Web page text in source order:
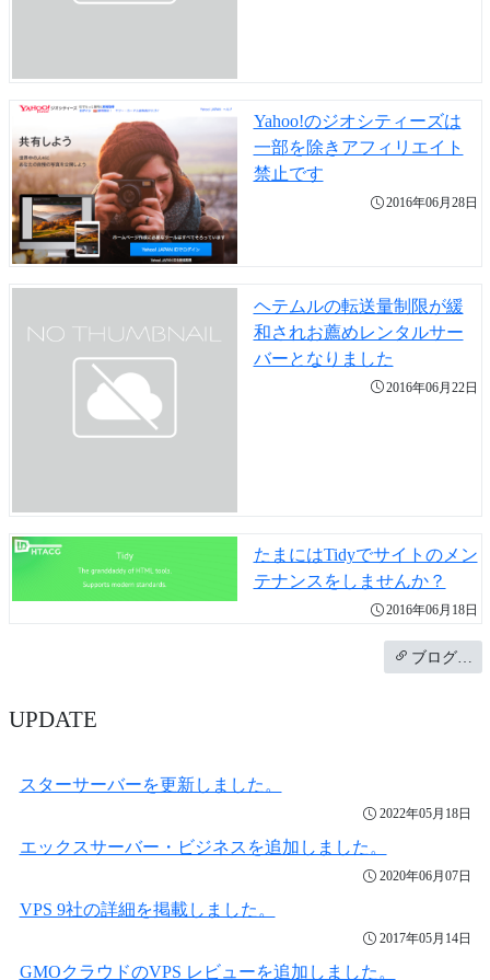
Yahoo!のジオシティーズは
一部を除きアフィリエイト
禁止です
2016年06月28日
ヘテムルの転送量制限が緩
和されお薦めレンタルサー
バーとなりました
2016年06月22日
たまにはTidyでサイトのメン
テナンスをしませんか？
2016年06月18日
ブログ…
UPDATE
スターサーバーを更新しました。
2022年05月18日
エックスサーバー・ビジネスを追加しました。
2020年06月07日
VPS 9社の詳細を掲載しました。
2017年05月14日
GMOクラウドのVPS レビューを追加しました。